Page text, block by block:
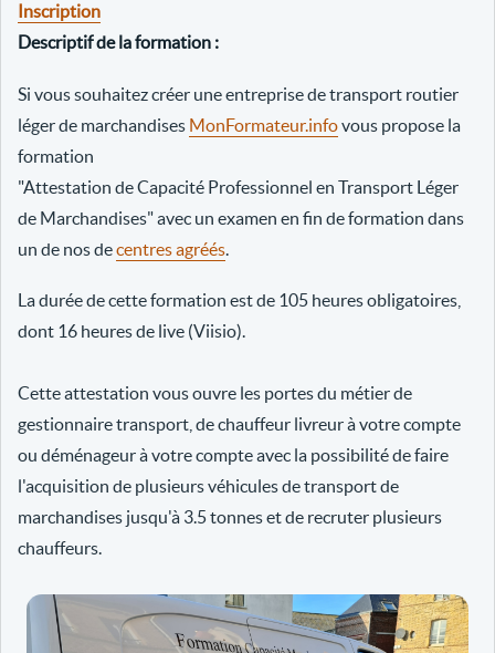
Inscription
Descriptif de la formation :
Si vous souhaitez créer une entreprise de transport routier
léger de marchandises MonFormateur.infovous propose la
formation
"Attestation de Capacité Professionnel en Transport Léger
de Marchandises" avec un examen en fin de formation dans
un de nos decentres agréés
La durée de cette formation est de 105 heures obligatoires,
dont 16 heures de live (Viisio).
Cette attestation vous ouvre les portes du métier de
gestionnaire transport, de chauffeur livreur à votre compte
ou déménageur à votre compte avec la possibilité de faire
l'acquisition de plusieurs véhicules de transport de
marchandises jusqu'à 3.5 tonnes et de recruter plusieurs
chauffeurs.